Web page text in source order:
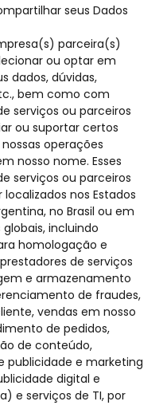
seus Dados
parceira(s)
ou optar em
dados, dúvidas,
bem como com
serviços ou parceiros
ou suportar certos
operações
nosso nome. Esses
serviços ou parceiros
nos Estados
no Brasil ou em
incluindo
homologação e
de serviços
e armazenamento
de fraudes,
vendas em nosso
de pedidos,
de conteúdo,
publicidade e marketing
digital e
e serviços de TI, por